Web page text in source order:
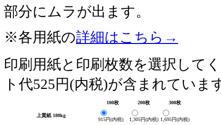
部分にムラが出ます。
※各用紙の詳細はこちら→
印刷用紙と印刷枚数を選択して
ト代525円(内税)が含まれていま
100枚 200枚 300枚
上質紙 180kg
915円(内税) 1,305円(内税) 1,695円(内税)